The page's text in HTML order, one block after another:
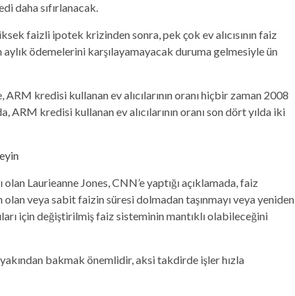
daha sıfırlanacak.
faizli ipotek krizinden sonra, pek çok ev alıcısının faiz
aylık ödemelerini karşılayamayacak duruma gelmesiyle ün
kredisi kullanan ev alıcılarının oranı hiçbir zaman 2008
ARM kredisi kullanan ev alıcılarının oranı son dört yılda iki
Laurieanne Jones, CNN’e yaptığı açıklamada, faiz
veya sabit faizin süresi dolmadan taşınmayı veya yeniden
için değiştirilmiş faiz sisteminin mantıklı olabileceğini
bakmak önemlidir, aksi takdirde işler hızla